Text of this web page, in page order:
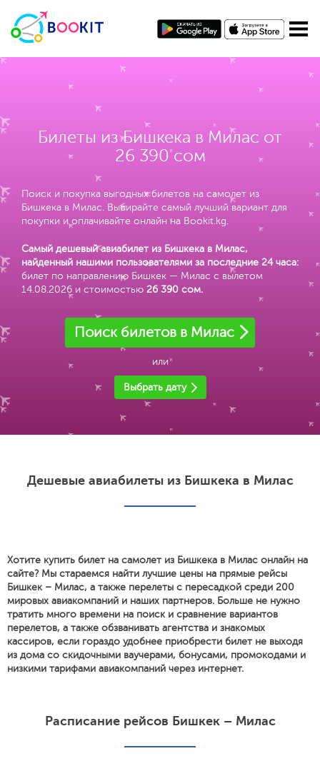
Билеты из Бишкека в Милас от
26 390 сом
Поиск и покупка выгодных билетов на самолет из
Бишкека в Милас. Выбирайте самый лучший вариант для
покупки и оплачивайте онлайн на Bookit.kg.
Самый дешевый авиабилет из Бишкека в Милас,
найденный нашими пользователями за последние 24 часа:
билет по направлению Бишкек — Милас с вылетом
14.08.2026 и стоимостью 26 390 сом.
Поиск билетов в Милас
или
Выбрать дату
Дешевые авиабилеты из Бишкека в Милас
Хотите купить билет на самолет из Бишкека в Милас онлайн на
сайте? Мы стараемся найти лучшие цены на прямые рейсы
Бишкек – Милас, а также перелеты с пересадкой среди 200
мировых авиакомпаний и наших партнеров. Больше не нужно
тратить много времени на поиск и сравнение вариантов
перелетов, а также обзванивать агентства и знакомых
кассиров, если гораздо удобнее приобрести билет не выходя
из дома со скидочными ваучерами, бонусами, промокодами и
низкими тарифами авиакомпаний через интернет.
Расписание рейсов Бишкек – Милас